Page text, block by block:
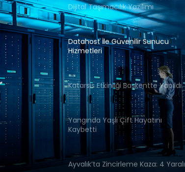
Dijital Taşımacılık Yazılımı
Datahost İle Güvenilir Sunucu
Hizmetleri
Katarsis Etkinliği Başkentte Yapıldı
Yangında Yaşlı Çift Hayatını
Kaybetti
Ayvalık’ta Zincirleme Kaza: 4 Yaralı